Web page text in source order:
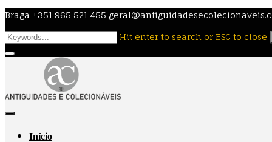
Skip
to
content
Braga +351 965 521 455
Hit enter to search or ESC to close
Início